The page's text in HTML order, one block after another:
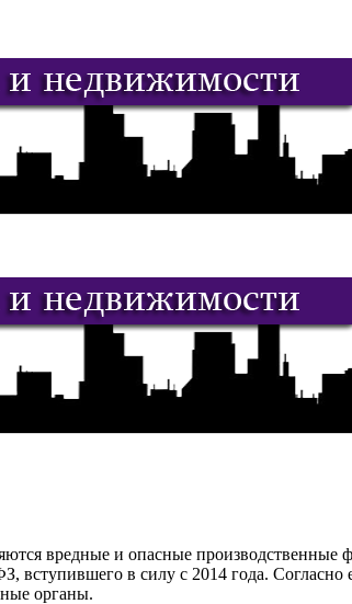
вредные и опасные производственные
вступившего в силу с 2014 года.
органы.